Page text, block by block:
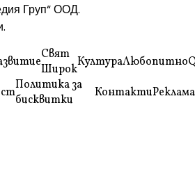
Груп“ ООД.
Свят
ШирокКултураЛюбопитно
Политика за
бисквитки
КонтактиРеклама